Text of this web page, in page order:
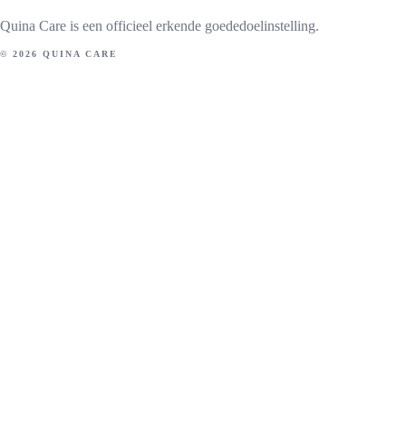
Quina Care is een officieel erkende goededoelinstelling.
© 2026 QUINA CARE